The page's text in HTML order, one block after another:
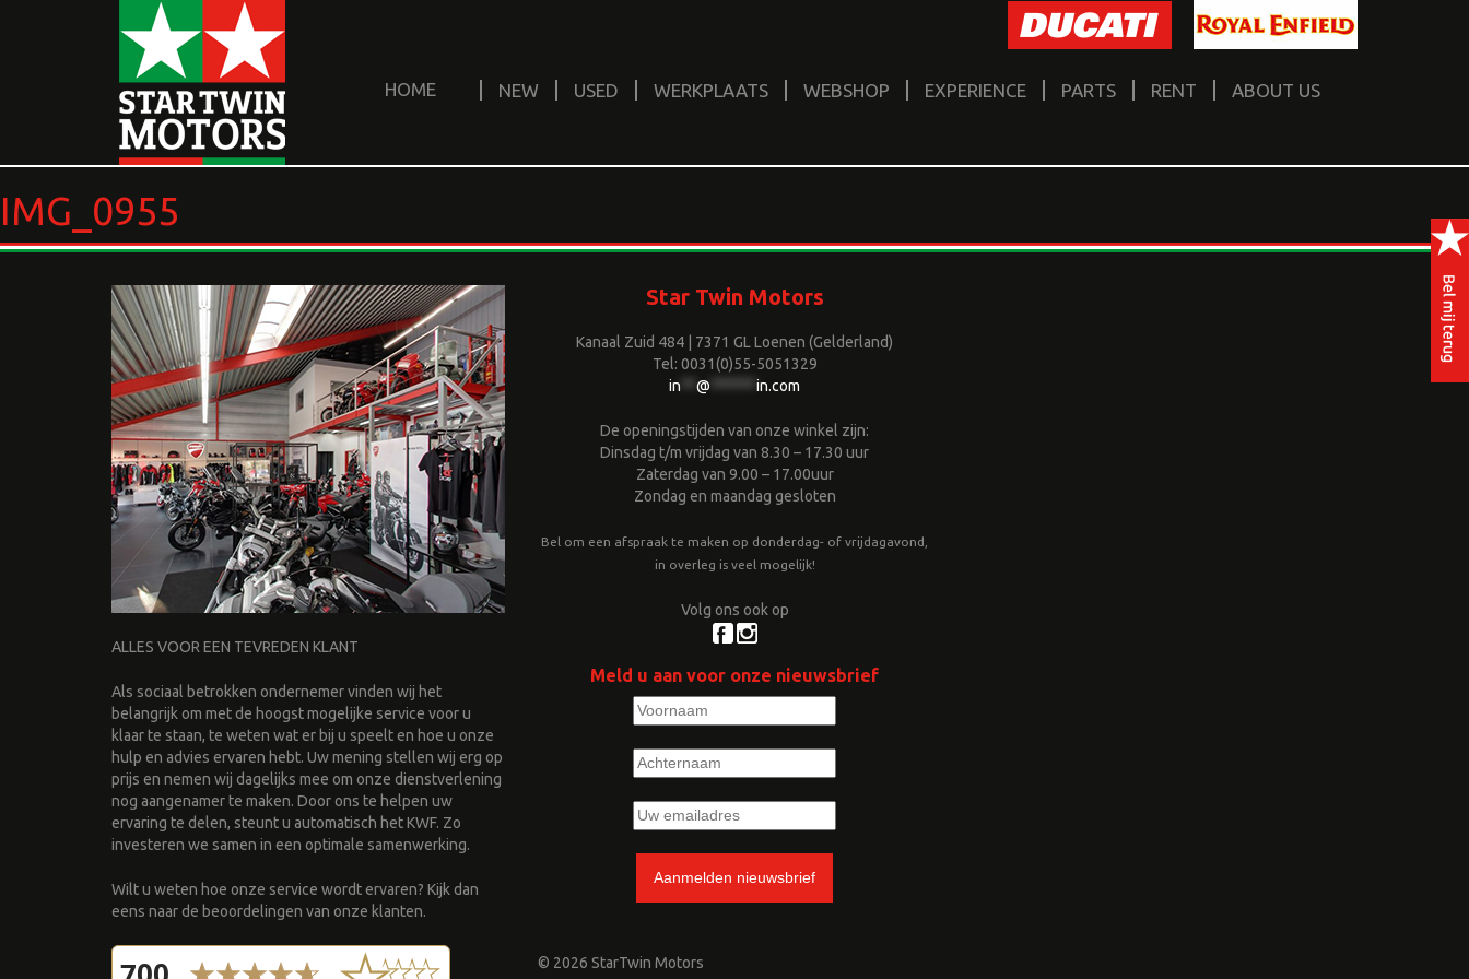
HOME NEW USED WERKPLAATS WEBSHOP EXPERIENCE PARTS RENT ABOUT US
IMG_0955
ALLES VOOR EEN TEVREDEN KLANT
Als sociaal betrokken ondernemer vinden wij het
belangrijk om met de hoogst mogelijke service voor u
klaar te staan, te weten wat er bij u speelt en hoe u onze
hulp en advies ervaren hebt. Uw mening stellen wij erg op
prijs en nemen wij dagelijks mee om onze dienstverlening
nog aangenamer te maken. Door ons te helpen uw
ervaring te delen, steunt u automatisch het KWF. Zo
investeren we samen in een optimale samenwerking.
Wilt u weten hoe onze service wordt ervaren? Kijk dan
eens naar de beoordelingen van onze klanten.
Star Twin Motors
Kanaal Zuid 484 | 7371 GL Loenen (Gelderland)
Tel: 0031(0)55-5051329
in
@ in.com
De openingstijden van onze winkel zijn:
Dinsdag t/m vrijdag van 8.30 – 17.30 uur
Zaterdag van 9.00 – 17.00uur
Zondag en maandag gesloten
Bel om een afspraak te maken op donderdag- of vrijdagavond,
in overleg is veel mogelijk!
Volg ons ook op
Meld u aan voor onze nieuwsbrief
© 2026 StarTwin Motors